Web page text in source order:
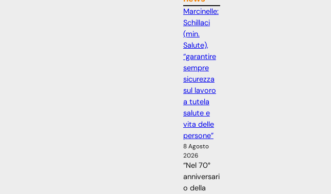
Marcinelle:
Schillaci
(min.
Salute),
“garantire
sempre
sicurezza
sul lavoro
a tutela
salute e
vita delle
persone”
8 Agosto
2026
“Nel 70°
anniversari
o della